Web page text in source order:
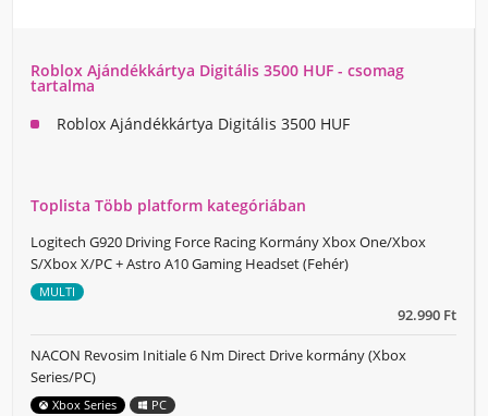
Roblox Ajándékkártya Digitális 3500 HUF - csomag
tartalma
Roblox Ajándékkártya Digitális 3500 HUF
Toplista Több platform kategóriában
92.990 Ft
Logitech G920 Driving Force Racing Kormány Xbox One/Xbox
S/Xbox X/PC + Astro A10 Gaming Headset (Fehér)
MULTI
NACON Revosim Initiale 6 Nm Direct Drive kormány (Xbox
Series/PC)
Xbox Series PC